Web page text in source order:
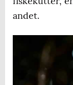
andet.